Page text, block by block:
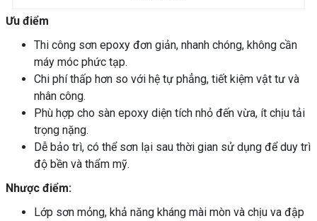
Ưu điểm
Thi công sơn epoxy đơn giản, nhanh chóng, không cần
máy móc phức tạp.
Chi phí thấp hơn so với hệ tự phẳng, tiết kiệm vật tư và
nhân công.
Phù hợp cho sàn epoxy diện tích nhỏ đến vừa, ít chịu tải
trọng nặng.
Dễ bảo trì, có thể sơn lại sau thời gian sử dụng để duy trì
độ bền và thẩm mỹ.
Nhược điểm:
Lớp sơn mỏng, khả năng kháng mài mòn và chịu va đập